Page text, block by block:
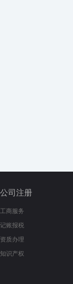
公司注册
工商服务
记账报税
资质办理
知识产权